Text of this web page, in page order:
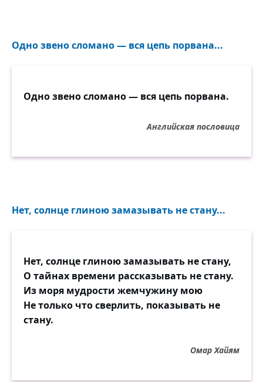
Одно звено сломано — вся цепь порвана...
Одно звено сломано — вся цепь порвана.
Английская пословица
Нет, солнце глиною замазывать не стану...
Нет, солнце глиною замазывать не стану,
О тайнах времени рассказывать не стану.
Из моря мудрости жемчужину мою
Не только что сверлить, показывать не
стану.
Омар Хайям